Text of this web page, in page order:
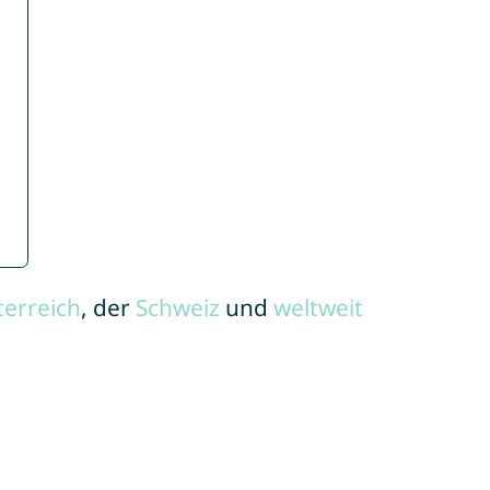
, der Schweiz und weltweit